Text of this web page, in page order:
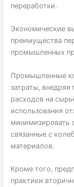
переработки.
Экономические
преимущества
промышленных
Промышленные
затраты,
расходов на
использования
минимизировать
связанные с
материалов.
Кроме того,
практики